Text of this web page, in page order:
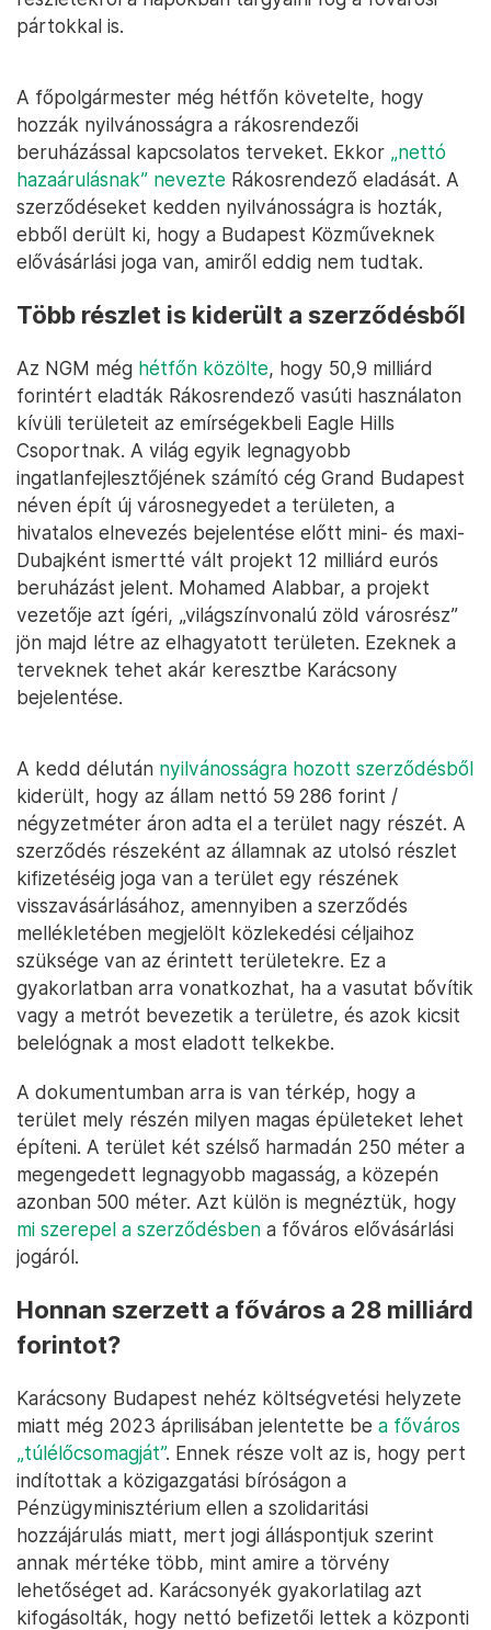
pártokkal is.
A főpolgármester még hétfőn követelte, hogy
hozzák nyilvánosságra a rákosrendezői
beruházással kapcsolatos terveket. Ekkor „nettó
hazaárulásnak” nevezte Rákosrendező eladását. A
szerződéseket kedden nyilvánosságra is hozták,
ebből derült ki, hogy a Budapest Közműveknek
elővásárlási joga van, amiről eddig nem tudtak.
Több részlet is kiderült a szerződésből
Az NGM még hétfőn közölte, hogy 50,9 milliárd
forintért eladták Rákosrendező vasúti használaton
kívüli területeit az emírségekbeli Eagle Hills
Csoportnak. A világ egyik legnagyobb
ingatlanfejlesztőjének számító cég Grand Budapest
néven épít új városnegyedet a területen, a
hivatalos elnevezés bejelentése előtt mini- és maxi-
Dubajként ismertté vált projekt 12 milliárd eurós
beruházást jelent. Mohamed Alabbar, a projekt
vezetője azt ígéri, „világszínvonalú zöld városrész”
jön majd létre az elhagyatott területen. Ezeknek a
terveknek tehet akár keresztbe Karácsony
bejelentése.
A kedd délután nyilvánosságra hozott szerződésből
kiderült, hogy az állam nettó 59 286 forint /
négyzetméter áron adta el a terület nagy részét. A
szerződés részeként az államnak az utolsó részlet
kifizetéséig joga van a terület egy részének
visszavásárlásához, amennyiben a szerződés
mellékletében megjelölt közlekedési céljaihoz
szüksége van az érintett területekre. Ez a
gyakorlatban arra vonatkozhat, ha a vasutat bővítik
vagy a metrót bevezetik a területre, és azok kicsit
belelógnak a most eladott telkekbe.
A dokumentumban arra is van térkép, hogy a
terület mely részén milyen magas épületeket lehet
építeni. A terület két szélső harmadán 250 méter a
megengedett legnagyobb magasság, a közepén
azonban 500 méter. Azt külön is megnéztük, hogy
mi szerepel a szerződésben a főváros elővásárlási
jogáról.
Honnan szerzett a főváros a 28 milliárd
forintot?
Karácsony Budapest nehéz költségvetési helyzete
miatt még 2023 áprilisában jelentette be a főváros
„túlélőcsomagját”. Ennek része volt az is, hogy pert
indítottak a közigazgatási bíróságon a
Pénzügyminisztérium ellen a szolidaritási
hozzájárulás miatt, mert jogi álláspontjuk szerint
annak mértéke több, mint amire a törvény
lehetőséget ad. Karácsonyék gyakorlatilag azt
kifogásolták, hogy nettó befizetői lettek a központi